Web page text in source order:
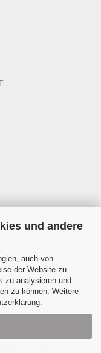
und andere
auch von
der Website zu
zu analysieren und
zu können. Weitere
.